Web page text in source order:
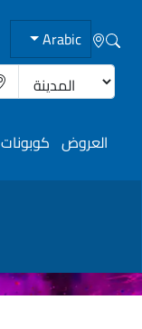
Arabic
العروض كوبونات